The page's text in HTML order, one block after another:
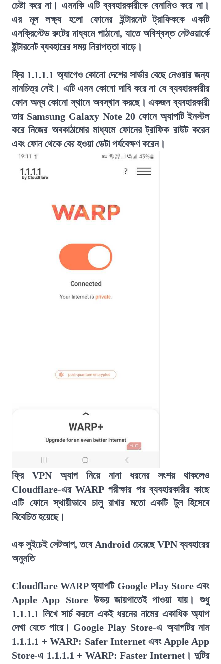
চেষ্টা করে না। এমনকি এটি ব্যবহারকারীকে বেনামিও করে না।
এর মূল লক্ষ্য হলো ফোনের ইন্টারনেট ট্রাফিককে একটি
এনক্রিপ্টেড রুটের মাধ্যমে পাঠানো, যাতে অবিশ্বস্ত নেটওয়ার্কে
ইন্টারনেট ব্যবহারের সময় নিরাপত্তা বাড়ে।
ফ্রি 1.1.1.1 অ্যাপেও কোনো দেশের সার্ভার বেছে নেওয়ার জন্য
মানচিত্র নেই। এটি এমন কোনো দাবি করে না যে ব্যবহারকারীর
ফোন অন্য কোনো স্থানে অবস্থান করছে। একজন ব্যবহারকারী
তার Samsung Galaxy Note 20 ফোনে অ্যাপটি ইনস্টল
করে নিজের অবকাঠামোর মাধ্যমে ফোনের ট্রাফিক রাউট করেন
এবং ফোন থেকে বের হওয়া ডেটা পর্যবেক্ষণ করেন।
ফ্রি VPN অ্যাপ নিয়ে নানা ধরনের সংশয় থাকলেও
Cloudflare-এর WARP পরীক্ষার পর ব্যবহারকারীর কাছে
এটি ফোনে স্থায়ীভাবে চালু রাখার মতো একটি টুল হিসেবে
বিবেচিত হয়েছে।
এক সুইচেই সেটআপ, তবে Android চেয়েছে VPN ব্যবহারের
অনুমতি
Cloudflare WARP অ্যাপটি Google Play Store এবং
Apple App Store উভয় জায়গাতেই পাওয়া যায়। শুধু
1.1.1.1 লিখে সার্চ করলে একই ধরনের নামের একাধিক অ্যাপ
দেখা যেতে পারে। Google Play Store-এ অ্যাপটির নাম
1.1.1.1 + WARP: Safer Internet এবং Apple App
Store-এ 1.1.1.1 + WARP: Faster Internet। দুটির